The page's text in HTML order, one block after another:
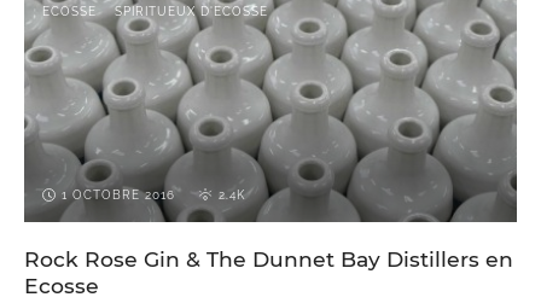
ECOSSE SPIRITUEUX D'ECOSSE
1 OCTOBRE 2016 2.4K
Rock Rose Gin & The Dunnet Bay Distillers en
Ecosse